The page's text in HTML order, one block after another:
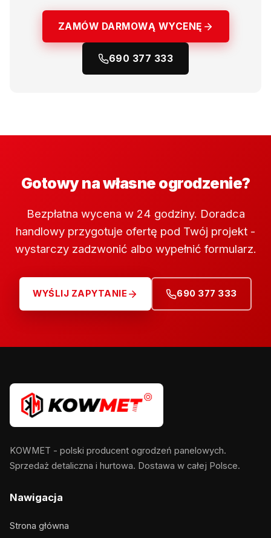
ZAMÓW DARMOWĄ WYCENĘ
690 377 333
Gotowy na własne ogrodzenie?
Bezpłatna wycena w 24 godziny. Doradca
handlowy przygotuje ofertę pod Twój projekt -
wystarczy zadzwonić albo wypełnić formularz.
WYŚLIJ ZAPYTANIE 690 377 333
KOWMET - polski producent ogrodzeń panelowych.
Sprzedaż detaliczna i hurtowa. Dostawa w całej Polsce.
Nawigacja
Strona główna